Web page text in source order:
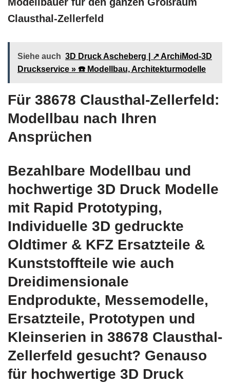
Clausthal-Zellerfeld
Siehe auch 3D Druck Ascheberg | ↗️ ArchiMod-3D
Druckservice » ☎️ Modellbau, Architekturmodelle
Für 38678 Clausthal-Zellerfeld:
Modellbau nach Ihren
Ansprüchen
Bezahlbare Modellbau und
hochwertige 3D Druck Modelle
mit Rapid Prototyping,
Individuelle 3D gedruckte
Oldtimer & KFZ Ersatzteile &
Kunststoffteile wie auch
Dreidimensionale
Endprodukte, Messemodelle,
Ersatzteile, Prototypen und
Kleinserien in 38678 Clausthal-
Zellerfeld gesucht? Genauso
für hochwertige 3D Druck